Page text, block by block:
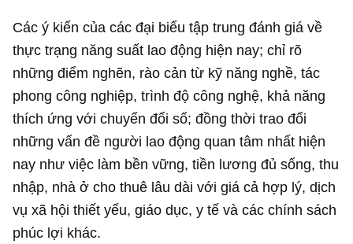
Các ý kiến của các đại biểu tập trung đánh giá về
thực trạng năng suất lao động hiện nay; chỉ rõ
những điểm nghẽn, rào cản từ kỹ năng nghề, tác
phong công nghiệp, trình độ công nghệ, khả năng
thích ứng với chuyển đổi số; đồng thời trao đổi
những vấn đề người lao động quan tâm nhất hiện
nay như việc làm bền vững, tiền lương đủ sống, thu
nhập, nhà ở cho thuê lâu dài với giá cả hợp lý, dịch
vụ xã hội thiết yếu, giáo dục, y tế và các chính sách
phúc lợi khác.